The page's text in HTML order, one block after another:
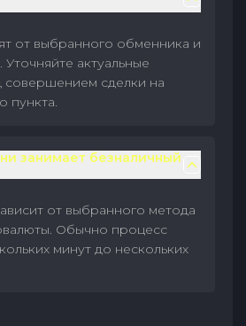
от выбранного обменника и
актуальные
совершением сделки на
пункта.
занимает безналичный
от выбранного метода
Обычно процесс
минут до нескольких